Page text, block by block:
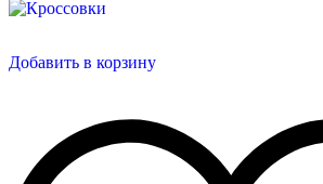
Добавить в корзину